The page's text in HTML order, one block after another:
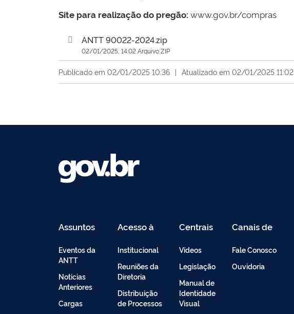
Site para realização do pregão: www.gov.br/compras
ANTT 90022-2024.zip
02/01/2025, 14:02 Arquivo ZIP
Publicado em 02/01/2025 10:36 | Atualizado em 02/01/2025 11:02
Assuntos
Eventos da
ANTT
Noticias
Anteriores
Cargas
Acesso à
Institucional
Reuniões da
Diretoria
Distribuição
de Processos
Centrais
Vídeos
Legislação
Manual de
Identidade
Visual
Canais de
Fale Conosco
Ouvidoria